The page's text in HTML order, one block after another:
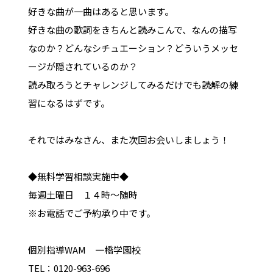
好きな曲が一曲はあると思います。
好きな曲の歌詞をきちんと読みこんで、なんの描写
なのか？どんなシチュエーション？どういうメッセ
ージが隠されているのか？
読み取ろうとチャレンジしてみるだけでも読解の練
習になるはずです。
それではみなさん、また次回お会いしましょう！
◆無料学習相談実施中◆
毎週土曜日 １４時～随時
※お電話でご予約承り中です。
個別指導WAM 一橋学園校
TEL：0120-963-696